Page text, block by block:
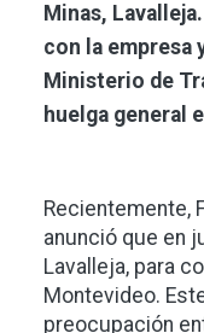
Minas,
con la empresa
Ministerio de
huelga general
Recientemente,
anunció que en
Lavalleja, para
Montevideo.
preocupación